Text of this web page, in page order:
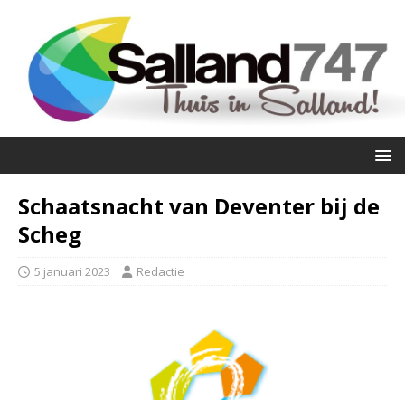
Schaatsnacht van Deventer bij de
Scheg
5 januari 2023 Redactie